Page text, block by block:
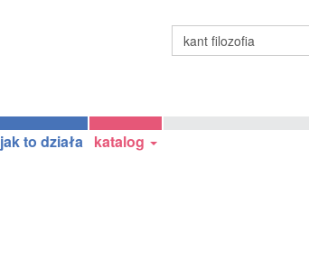
jak to działa katalog